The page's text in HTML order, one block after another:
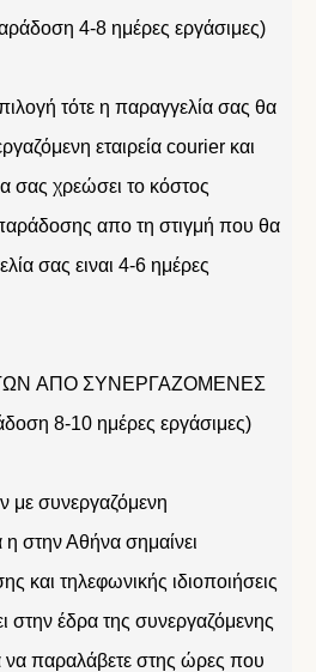
4-8 ημέρες εργάσιμες)
τότε η παραγγελία σας θα
εταιρεία courier και
σας χρεώσει το κόστος
απο τη στιγμή που θα
σας ειναι 4-6 ημέρες
ΑΠΟ ΣΥΝΕΡΓΑΖΟΜΕΝΕΣ
8-10 ημέρες εργάσιμες)
συνεργαζόμενη
στην Αθήνα σημαίνει
και τηλεφωνικής ιδιοποιήσεις
στην έδρα της συνεργαζόμενης
να παραλάβετε στης ώρες που